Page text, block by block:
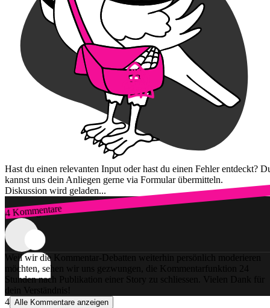
Hast du einen relevanten Input oder hast du einen Fehler entdeckt?
kannst uns dein Anliegen gerne via Formular übermitteln.
Diskussion wird geladen...
4 Kommentare
Zum Login
Weil wir die Kommentar-Debatten weiterhin persönlich moderieren
möchten, sehen wir uns gezwungen, die Kommentarfunktion 24
Stunden nach Publikation einer Story zu schliessen. Vielen Dank für
dein Verständnis!
4 Alle Kommentare anzeigen